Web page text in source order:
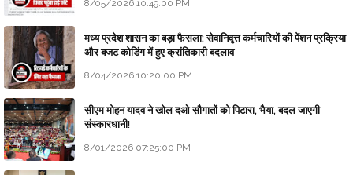
8/05/2026 10:49:00 PM
मध्य प्रदेश शासन का बड़ा फैसला: सेवानिवृत्त कर्मचारियों की पेंशन प्रक्रिया
और बजट कोडिंग में हुए क्रांतिकारी बदलाव
8/04/2026 10:20:00 PM
सीएम मोहन यादव ने खोल दओ सौगातों को पिटारा, भैया, बदल जाएगी
संस्कारधानी!
8/01/2026 07:25:00 PM